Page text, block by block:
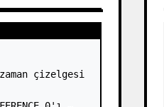
çizelgesi